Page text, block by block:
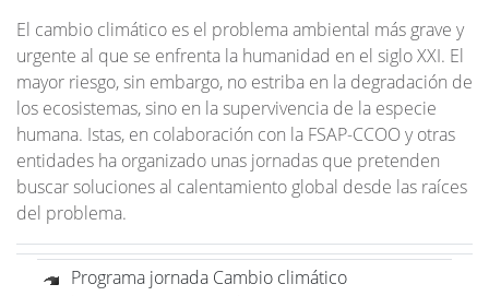
El cambio climático es el problema ambiental más grave y
urgente al que se enfrenta la humanidad en el siglo XXI. El
mayor riesgo, sin embargo, no estriba en la degradación de
los ecosistemas, sino en la supervivencia de la especie
humana. Istas, en colaboración con la FSAP-CCOO y otras
entidades ha organizado unas jornadas que pretenden
buscar soluciones al calentamiento global desde las raíces
del problema.
Programa jornada Cambio climático